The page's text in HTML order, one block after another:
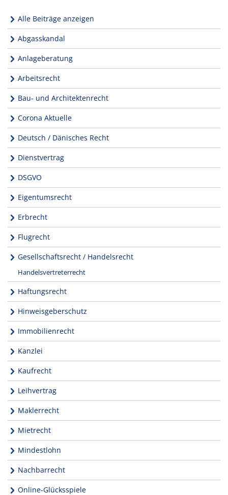
Alle Beiträge anzeigen
Abgasskandal
Anlageberatung
Arbeitsrecht
Bau- und Architektenrecht
Corona Aktuelle
Deutsch / Dänisches Recht
Dienstvertrag
DSGVO
Eigentumsrecht
Erbrecht
Flugrecht
Gesellschaftsrecht / Handelsrecht
Handelsvertreterrecht
Haftungsrecht
Hinweisgeberschutz
Immobilienrecht
Kanzlei
Kaufrecht
Leihvertrag
Maklerrecht
Mietrecht
Mindestlohn
Nachbarrecht
Online-Glücksspiele